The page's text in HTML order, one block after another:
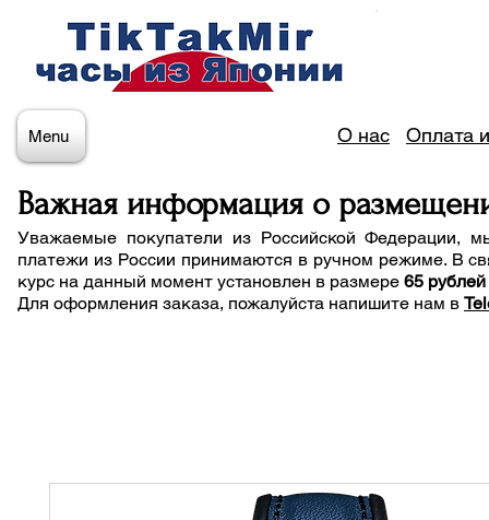
Menu О нас Оплата
Важная информация о
Уважаемые покупатели из Российской Федерации,
платежи из России принимаются в ручном режиме. В
курс на данный момент установлен в размере 65
Для оформления заказа, пожалуйста напишите нам в